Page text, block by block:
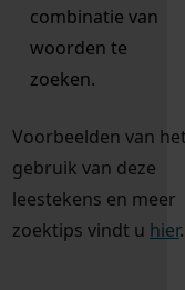
combinatie van
woorden te
zoeken.
Voorbeelden van
gebruik van deze
leestekens en meer
zoektips vindt u hier.